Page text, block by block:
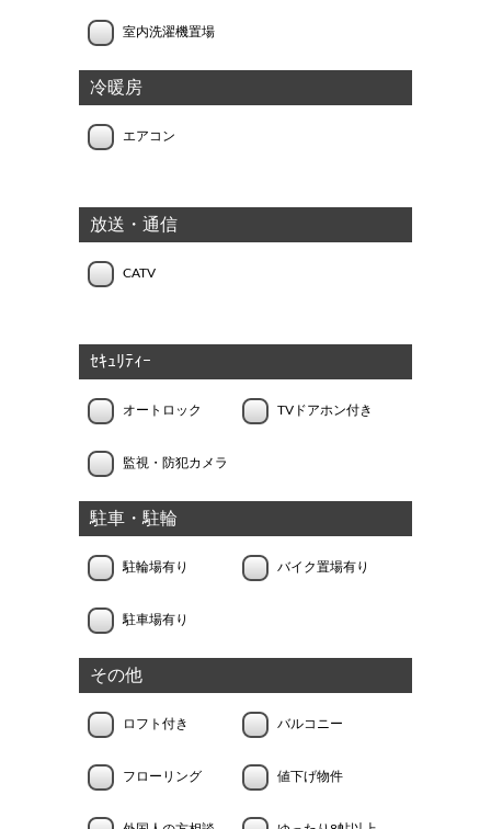
室内洗濯機置場
冷暖房
エアコン
放送・通信
CATV
ｾｷｭﾘﾃｨｰ
オートロック TVドアホン付き
監視・防犯カメラ
駐車・駐輪
駐輪場有り バイク置場有り
駐車場有り
その他
ロフト付き バルコニー
フローリング 値下げ物件